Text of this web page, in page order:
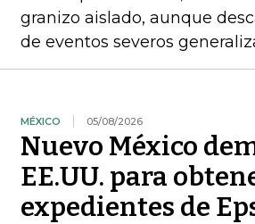
granizo aislado, aunque
de eventos severos
MÉXICO 05/08/2026
Nuevo México
EE.UU. para
expedientes de